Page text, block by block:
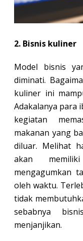
2. Bisnis kuliner
Model bisnis
diminati.
kuliner ini
Adakalanya para
kegiatan
makanan yang
diluar. Melihat
akan
mengagumkan
oleh waktu.
tidak
sebabnya
menjanjikan.